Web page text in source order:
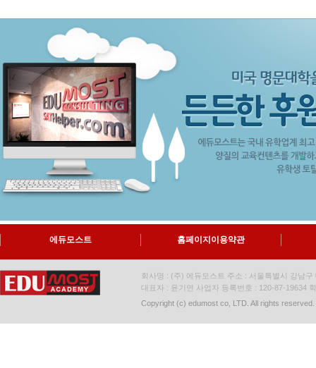
에듀모스트 홈페이지이용약관
회사명 : (주) 에듀모스트 주소 : 서울특별시 강남
대표자 : 윤기연 사업자 등록번호 : 120-87-19634
Copyright (c) edumost co, LTD. All rights reserved.